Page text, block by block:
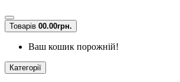
Товарів 00.00грн.
Ваш кошик порожній!
Категорії